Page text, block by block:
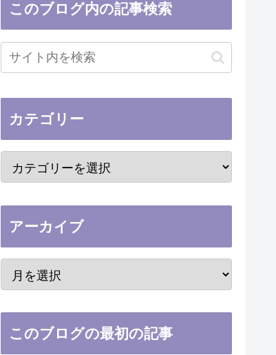
このブログ内の記事検索
カテゴリー
アーカイブ
このブログの最初の記事